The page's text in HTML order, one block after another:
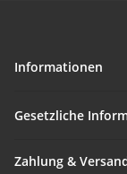
Informationen
Gesetzliche
Zahlung &